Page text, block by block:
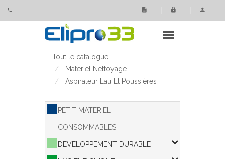
Tout le catalogue
Materiel Nettoyage
Aspirateur Eau Et Poussières
PETIT MATERIEL
CONSOMMABLES
DEVELOPPEMENT DURABLE
Panneau de gestion des cookies